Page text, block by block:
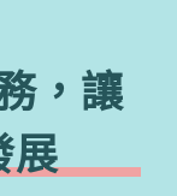
，讓
展